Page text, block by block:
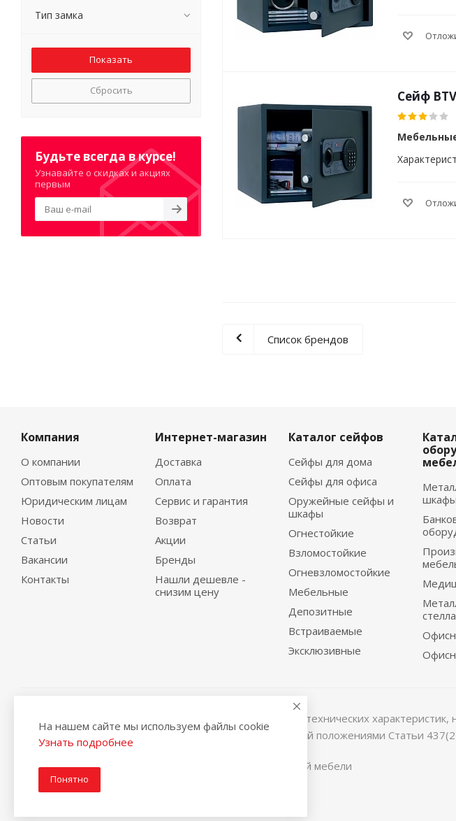
Cейф
Список брендов
Тип замка
Сбросить
Будьте всегда в курсе!
Узнавайте о скидках и акциях
первым
Компания
О компании
Оптовым покупателям
Юридическим лицам
Новости
Статьи
Вакансии
Контакты
Интернет-магазин
Доставка
Оплата
Сервис и гарантия
Возврат
Акции
Бренды
Нашли дешевле -
снизим цену
Каталог сейфов
Сейфы для дома
Сейфы для офиса
Оружейные сейфы и
шкафы
Огнестойкие
Взломостойкие
Огневзломостойкие
Мебельные
Депозитные
Встраиваемые
Эксклюзивные
шкафы
Вся представленная на сайте информация, касающаяся технических
условиях не является публичной офертой, определяемой положениями Статьи
2014-2026 © Интернет магазин сейфов и металлической мебели
На нашем сайте мы используем файлы cookie
Узнать подробнее
Понятно